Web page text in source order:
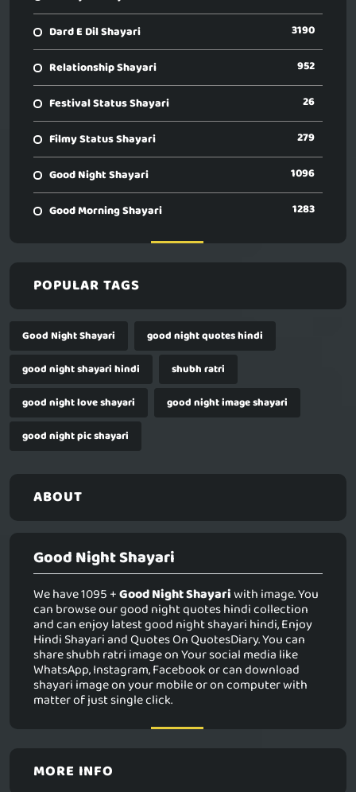
Dard E Dil Shayari 3190
Relationship Shayari 952
Festival Status Shayari 26
Filmy Status Shayari 279
Good Night Shayari 1096
Good Morning Shayari 1283
POPULAR TAGS
Good Night Shayari
good night quotes hindi
good night shayari hindi
shubh ratri
good night love shayari
good night image shayari
good night pic shayari
ABOUT
Good Night Shayari
We have 1095 +Good Night Shayariwith image. You
can browse our good night quotes hindi collection
and can enjoy latest good night shayari hindi, Enjoy
Hindi Shayari and Quotes On QuotesDiary. You can
share shubh ratri image on Your social media like
WhatsApp, Instagram, Facebook or can download
shayari image on your mobile or on computer with
matter of just single click.
MORE INFO